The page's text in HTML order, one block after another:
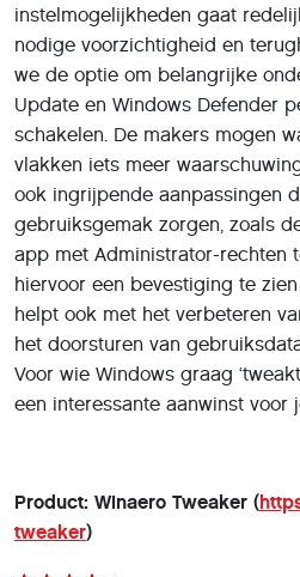
instelmogelijkheden gaat
nodige voorzichtigheid en
we de optie om belangrijke
Update en Windows Defender
schakelen. De makers mogen
vlakken iets meer
ook ingrijpende aanpassingen
gebruiksgemak zorgen, zoals
app met Administrator-rechten
hiervoor een bevestiging te
helpt ook met het verbeteren
het doorsturen van
Voor wie Windows graag
een interessante aanwinst voor
Product: Winaero Tweaker (
tweaker)